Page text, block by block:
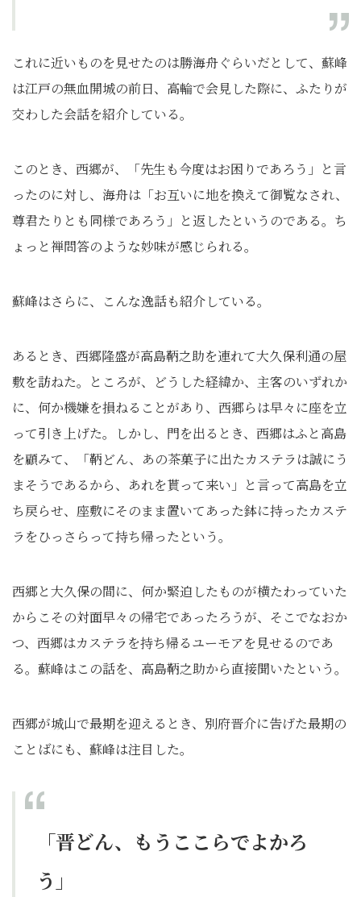
これに近いものを見せたのは勝海舟ぐらいだとして、蘇峰
は江戸の無血開城の前日、高輪で会見した際に、ふたりが
交わした会話を紹介している。
このとき、西郷が、「先生も今度はお困りであろう」と言
ったのに対し、海舟は「お互いに地を換えて御覧なされ、
尊君たりとも同様であろう」と返したというのである。ち
ょっと禅問答のような妙味が感じられる。
蘇峰はさらに、こんな逸話も紹介している。
あるとき、西郷隆盛が高島鞆之助を連れて大久保利通の屋
敷を訪ねた。ところが、どうした経緯か、主客のいずれか
に、何か機嫌を損ねることがあり、西郷らは早々に座を立
って引き上げた。しかし、門を出るとき、西郷はふと高島
を顧みて、「鞆どん、あの茶菓子に出たカステラは誠にう
まそうであるから、あれを貰って来い」と言って高島を立
ち戻らせ、座敷にそのまま置いてあった鉢に持ったカステ
ラをひっさらって持ち帰ったという。
西郷と大久保の間に、何か緊迫したものが横たわっていた
からこその対面早々の帰宅であったろうが、そこでなおか
つ、西郷はカステラを持ち帰るユーモアを見せるのであ
る。蘇峰はこの話を、高島鞆之助から直接聞いたという。
西郷が城山で最期を迎えるとき、別府晋介に告げた最期の
ことばにも、蘇峰は注目した。
「晋どん、もうここらでよかろ
う」